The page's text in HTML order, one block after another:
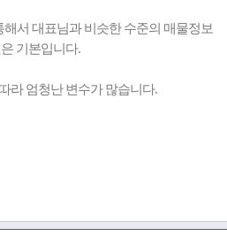
서 대표님과 비슷한 수준의 매물정보
기본입니다.
라 엄청난 변수가 많습니다.